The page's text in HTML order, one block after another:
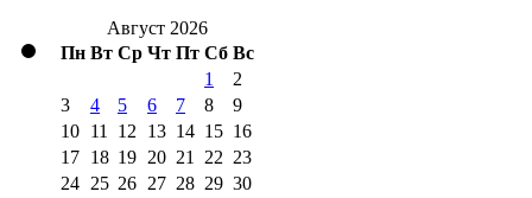
Август 2026
Пн Вт Ср Чт Пт Сб Вс
1
2
3
4 5 6 7 8
9
10 11 12 13 14 15 16
17 18 19 20 21 22 23
24 25 26 27 28 29 30